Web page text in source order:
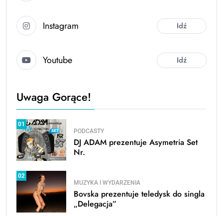
Instagram Idź
Youtube Idź
Uwaga Gorące!
01
PODCASTY
DJ ADAM prezentuje Asymetria Set
Nr.
02
MUZYKA I WYDARZENIA
Bovska prezentuje teledysk do singla
„Delegacja”